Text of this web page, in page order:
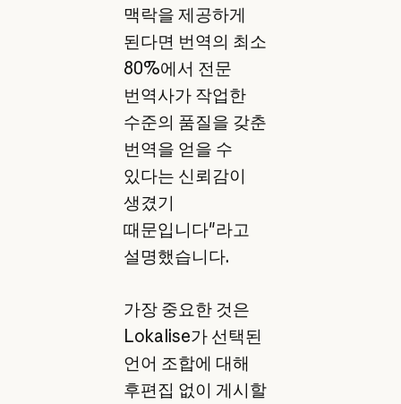
맥락을 제공하게
된다면 번역의 최소
80%에서 전문
번역사가 작업한
수준의 품질을 갖춘
번역을 얻을 수
있다는 신뢰감이
생겼기
때문입니다"라고
설명했습니다.
가장 중요한 것은
Lokalise가 선택된
언어 조합에 대해
후편집 없이 게시할